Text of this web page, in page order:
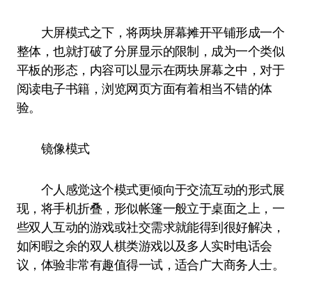
大屏模式之下，将两块屏幕摊开平铺形成一个
整体，也就打破了分屏显示的限制，成为一个类似
平板的形态，内容可以显示在两块屏幕之中，对于
阅读电子书籍，浏览网页方面有着相当不错的体
验。
镜像模式
个人感觉这个模式更倾向于交流互动的形式展
现，将手机折叠，形似帐篷一般立于桌面之上，一
些双人互动的游戏或社交需求就能得到很好解决，
如闲暇之余的双人棋类游戏以及多人实时电话会
议，体验非常有趣值得一试，适合广大商务人士。